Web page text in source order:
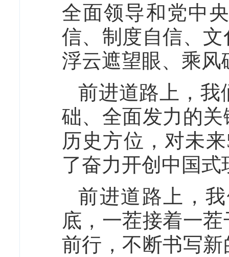
全面领导和党中
信、制度自信、
浮云遮望眼、乘风
前进道路上，我
础、全面发力的
历史方位，对未
了奋力开创中国
前进道路上，
底，一茬接着一
前行，不断书写